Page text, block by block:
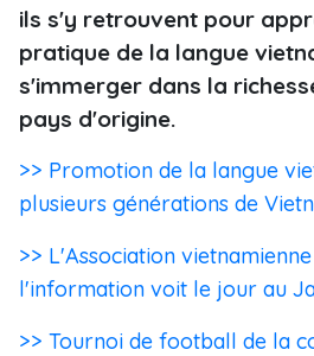
ils s'y retrouvent pour
pratique de la langue
s'immerger dans la
pays d'origine.
>> Promotion de la langue
plusieurs générations de
>> L'Association
l'information voit le jour au
>> Tournoi de football de la